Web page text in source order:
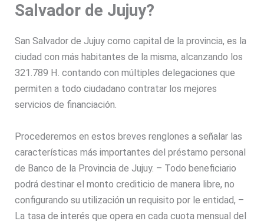
Salvador de Jujuy?
San Salvador de Jujuy como capital de la provincia, es la
ciudad con más habitantes de la misma, alcanzando los
321.789 H. contando con múltiples delegaciones que
permiten a todo ciudadano contratar los mejores
servicios de financiación.
Procederemos en estos breves renglones a señalar las
características más importantes del préstamo personal
de Banco de la Provincia de Jujuy. – Todo beneficiario
podrá destinar el monto crediticio de manera libre, no
configurando su utilización un requisito por le entidad, –
La tasa de interés que opera en cada cuota mensual del